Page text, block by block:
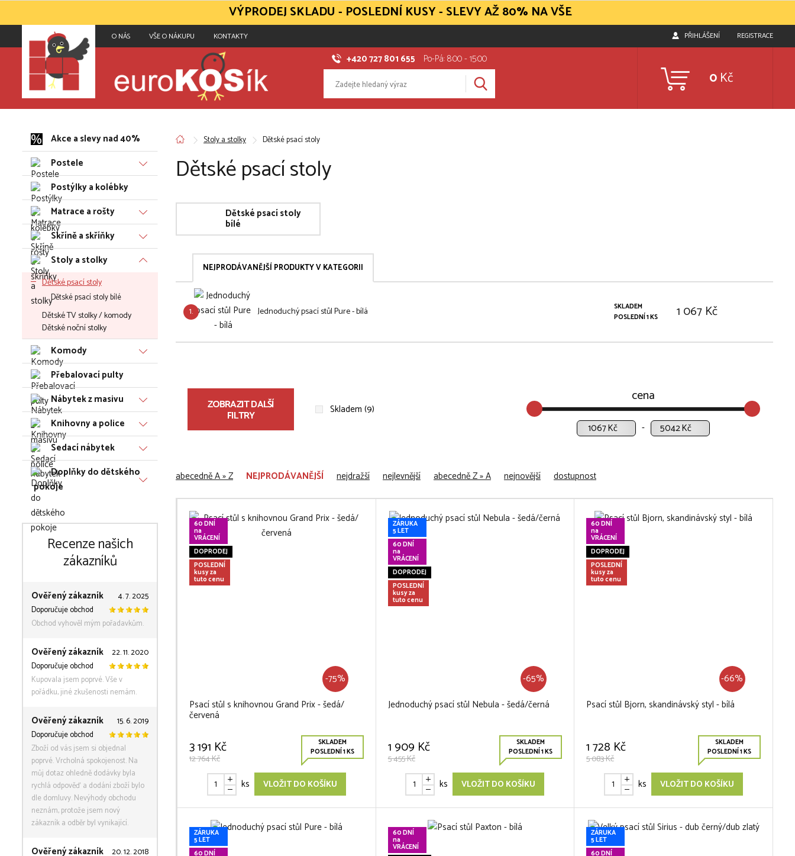
O NÁS VŠE O NÁKUPU KONTAKTY PŘIHLÁŠENÍ REGISTRACE
+420 727 801 655 Po-Pá: 8:00 - 15:00
0 Kč
Akce a slevy nad 40%
Postele
Postýlky a kolébky
Matrace a rošty
Skříně a skříňky
Stoly a stolky
Dětské psací stoly
Dětské psací stoly bílé
Dětské TV stolky / komody
Dětské noční stolky
Komody
Přebalovací pulty
Nábytek z masivu
Knihovny a police
Sedací nábytek
Doplňky do dětského
pokoje
Recenze našich
zákazníků
Ověřený zákazník
4. 7. 2025
Doporučuje obchod
Obchod vyhověl mým pořadavkům.
Ověřený zákazník
22. 11. 2020
Doporučuje obchod
Kupovala jsem poprvé. Vše v
pořádku, jiné zkušenosti nemám.
Ověřený zákazník
15. 6. 2019
Doporučuje obchod
Zboží od vás jsem si objednal
poprvé. Vrcholná spokojenost. Na
můj dotaz ohledně dodávky byla
rychlá odpověď a dodání zboží bylo
dle domluvy. Nevýhody obchodu
neznám, protože jsem nový
zákazník a odběr byl vynikající.
Ověřený zákazník
20. 12. 2018
Stoly a stolky Dětské psací stoly
Dětské psací stoly
Dětské psací stoly
bílé
NEJPRODÁVANĚJŠÍ PRODUKTY V KATEGORII
1. Jednoduchý psací stůl Pure - bílá
SKLADEM
POSLEDNÍ 1 KS
1 067 Kč
ZOBRAZIT DALŠÍ
FILTRY Skladem (9)
cena
Kč Kč
abecedně A » Z NEJPRODÁVANĚJŠÍ nejdražší nejlevnější abecedně Z » A nejnovější dostupnost
60 DNÍ
na
VRÁCENÍ
DOPRODEJ
POSLEDNÍ
kusy za
tuto cenu
-75%
Psací stůl s knihovnou Grand Prix - šedá/
červená
3 191 Kč
12 764 Kč
SKLADEM
POSLEDNÍ 1 KS
ks VLOŽIT DO KOŠÍKU
ZÁRUKA
5 LET
60 DNÍ
na
VRÁCENÍ
DOPRODEJ
POSLEDNÍ
kusy za
tuto cenu
-65%
Jednoduchý psací stůl Nebula - šedá/černá
1 909 Kč
5 455 Kč
SKLADEM
POSLEDNÍ 1 KS
ks VLOŽIT DO KOŠÍKU
60 DNÍ
na
VRÁCENÍ
DOPRODEJ
POSLEDNÍ
kusy za
tuto cenu
-66%
Psací stůl Bjorn, skandinávský styl - bílá
1 728 Kč
5 083 Kč
SKLADEM
POSLEDNÍ 1 KS
ks VLOŽIT DO KOŠÍKU
ZÁRUKA
5 LET
60 DNÍ
60 DNÍ
na
VRÁCENÍ
ZÁRUKA
5 LET
60 DNÍ
VÝPRODEJ SKLADU - POSLEDNÍ KUSY - SLEVY AŽ 80% NA VŠE